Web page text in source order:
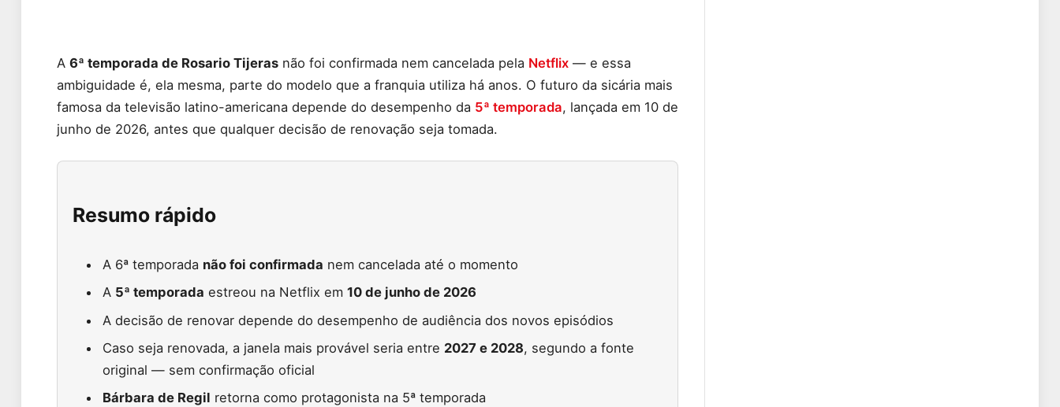
A 6ª temporada de Rosario Tijeras não foi confirmada nem cancelada pela Netflix — e essa
ambiguidade é, ela mesma, parte do modelo que a franquia utiliza há anos. O futuro da sicária mais
famosa da televisão latino-americana depende do desempenho da 5ª temporada, lançada em 10 de
junho de 2026, antes que qualquer decisão de renovação seja tomada.
Resumo rápido
A 6ª temporada não foi confirmada nem cancelada até o momento
A 5ª temporada estreou na Netflix em10 de junho de 2026
A decisão de renovar depende do desempenho de audiência dos novos episódios
Caso seja renovada, a janela mais provável seria entre 2027 e 2028, segundo a fonte
original — sem confirmação oficial
Bárbara de Regil retorna como protagonista na 5ª temporada